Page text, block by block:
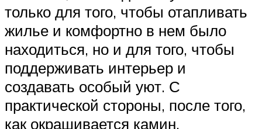
только для того, чтобы отапливать
жилье и комфортно в нем было
находиться, но и для того, чтобы
поддерживать интерьер и
создавать особый уют. С
практической стороны, после того,
как окрашивается камин,